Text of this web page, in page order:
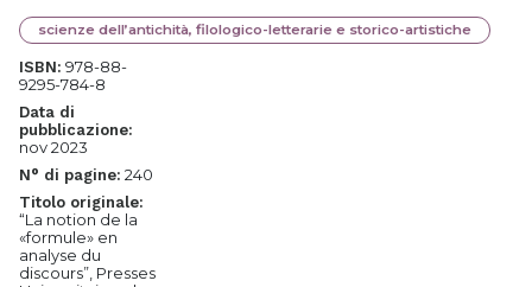
scienze dell’antichità, filologico-letterarie e storico-artistiche
ISBN: 978-88-
9295-784-8
Data di
pubblicazione:
nov 2023
N° di pagine: 240
Titolo originale:
“La notion de la
«formule» en
analyse du
discours”, Presses